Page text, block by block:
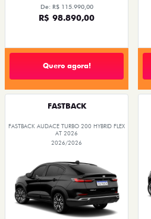
De: R$ 115.990,00
R$ 98.890,00
Quero agora!
FASTBACK
FASTBACK AUDACE TURBO 200 HYBRID FLEX
AT 2026
2026/2026